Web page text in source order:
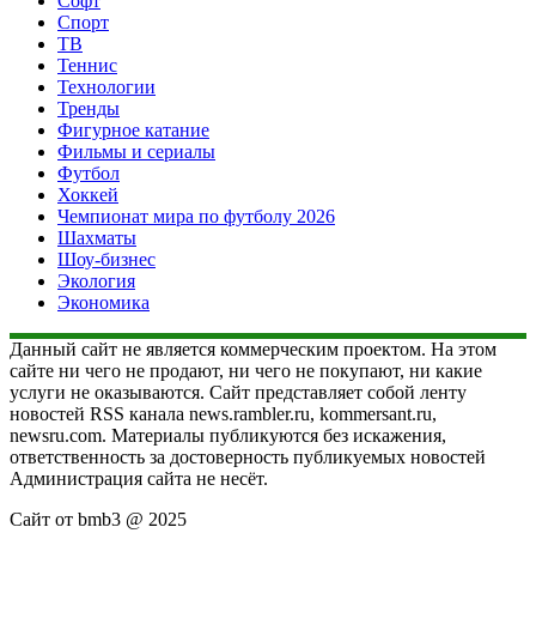
Спорт
ТВ
Теннис
Технологии
Тренды
Фигурное катание
Фильмы и сериалы
Футбол
Хоккей
Чемпионат мира по футболу 2026
Шахматы
Шоу-бизнес
Экология
Экономика
Данный сайт не является коммерческим проектом. На этом
сайте ни чего не продают, ни чего не покупают, ни какие
услуги не оказываются. Сайт представляет собой ленту
новостей RSS канала news.rambler.ru, kommersant.ru,
newsru.com. Материалы публикуются без искажения,
ответственность за достоверность публикуемых новостей
Администрация сайта не несёт.
Сайт от bmb3 @ 2025